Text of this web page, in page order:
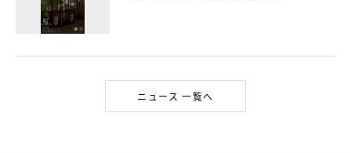
ニュース 一覧へ